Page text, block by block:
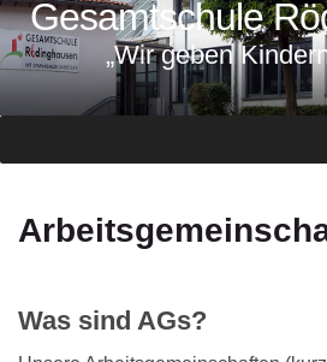
springen
Gesamtschule
„Wir geben
Was sind AGs?